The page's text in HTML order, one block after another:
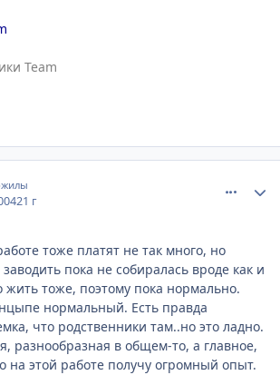
Team
21 г
тоже платят не так много, но
пока не собиралась вроде как и
жить тоже, поэтому пока нормально.
нормальный. Есть правда
что родственники там..но это ладно.
разнообразная в общем-то, а главное,
на этой работе получу огромный опыт.